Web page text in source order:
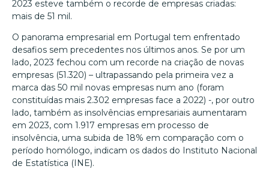
2023 esteve também o recorde de empresas criadas:
mais de 51 mil.
O panorama empresarial em Portugal tem enfrentado
desafios sem precedentes nos últimos anos. Se por um
lado, 2023 fechou com um recorde na criação de novas
empresas (51.320) – ultrapassando pela primeira vez a
marca das 50 mil novas empresas num ano (foram
constituídas mais 2.302 empresas face a 2022) -, por outro
lado, também as insolvências empresariais aumentaram
em 2023, com 1.917 empresas em processo de
insolvência, uma subida de 18% em comparação com o
período homólogo, indicam os dados do Instituto Nacional
de Estatística (INE).